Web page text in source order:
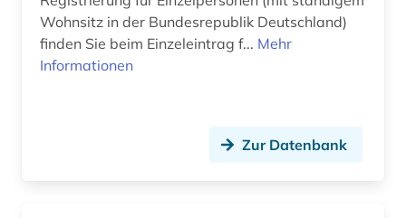
arbeitsrecht (2)
arbeitsschutz (2)
Nordamerika (5)
Wohnsitz in der Bundesrepublik Deutschland)
finden Sie beim Einzeleintrag f... Mehr
Informationen
Zur Datenbank